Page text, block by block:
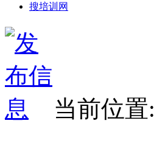
搜培训网
当前位置: